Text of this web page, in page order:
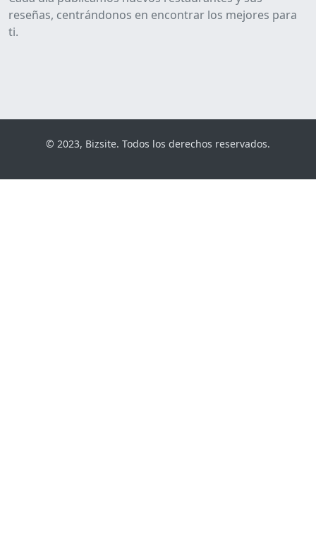
reseñas, centrándonos en encontrar los mejores para
ti.
© 2023, Bizsite. Todos los derechos reservados.